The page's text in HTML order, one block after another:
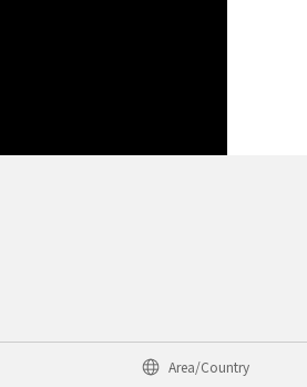
Area/Country